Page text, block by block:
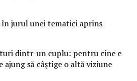
în jurul unei tematici aprins
dintr-un cuplu: pentru cine e
să câștige o altă viziune